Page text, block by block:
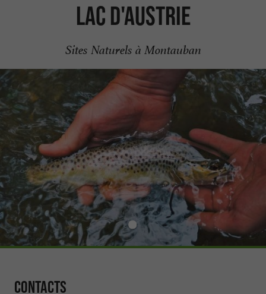
Lac d'Austrie
Sites Naturels à Montauban
Contacts